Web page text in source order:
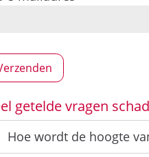
getelde vragen
Hoe wordt de hoogte